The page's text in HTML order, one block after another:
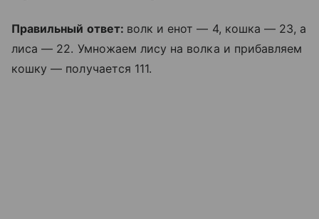
Правильный ответ: волк и енот — 4, кошка — 23, а
лиса — 22. Умножаем лису на волка и прибавляем
кошку — получается 111.